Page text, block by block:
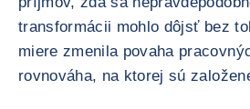
transformácii mohlo dôjsť bez
miere zmenila povaha
rovnováha, na ktorej sú